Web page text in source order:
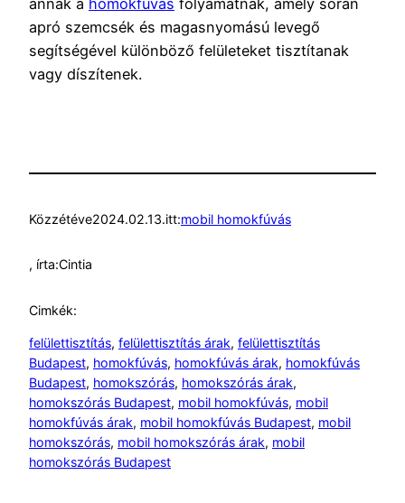
annak a homokfúvás folyamatnak, amely során
apró szemcsék és magasnyomású levegő
segítségével különböző felületeket tisztítanak
vagy díszítenek.
Közzétéve2024.02.13.itt:mobil homokfúvás
, írta:Cintia
Cimkék:
felülettisztítás, felülettisztítás árak, felülettisztítás
Budapest, homokfúvás, homokfúvás árak, homokfúvás
Budapest, homokszórás, homokszórás árak
homokszórás Budapest, mobil homokfúvás, mobil
homokfúvás árak, mobil homokfúvás Budapest, mobil
homokszórás, mobil homokszórás árak, mobil
homokszórás Budapest